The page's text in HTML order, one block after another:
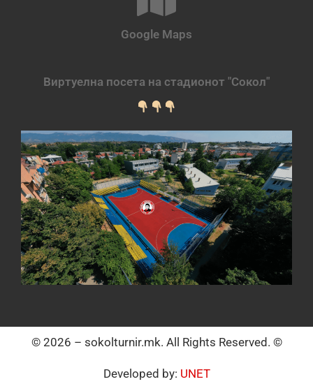
Google Maps
Виртуелна посета на стадионот "Сокол"
© 2026 – sokolturnir.mk. All Rights Reserved. ©
Developed by: UNET